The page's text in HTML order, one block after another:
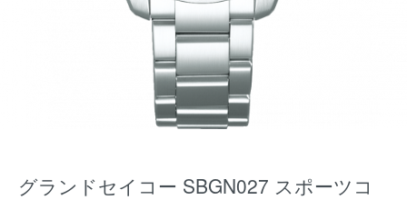
グランドセイコー SBGN027 スポーツコ